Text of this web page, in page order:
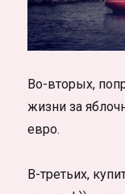
Во-вторых,
жизни за
евро.
В-третьих,